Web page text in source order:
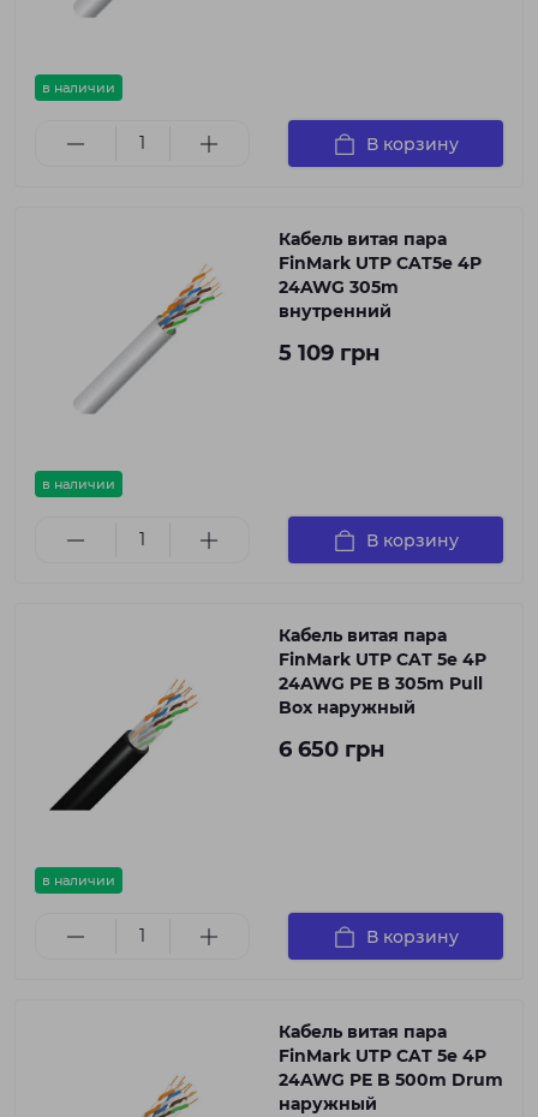
в наличии
В корзину
в наличии
Кабель витая пара
FinMark UTP CAT5e 4P
24AWG 305m
внутренний
5 109 грн
В корзину
в наличии
Кабель витая пара
FinMark UTP CAT 5e 4P
24AWG PE B 305m Pull
Box наружный
6 650 грн
В корзину
Кабель витая пара
FinMark UTP CAT 5e 4P
24AWG PE B 500m Drum
наружный